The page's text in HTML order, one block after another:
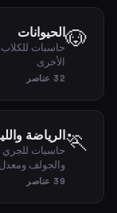
🐶الحيوانات
حاسبات
الأخرى
32 عناصر
🏃الرياضة
حاسبات للجري
والجولف
39 عناصر